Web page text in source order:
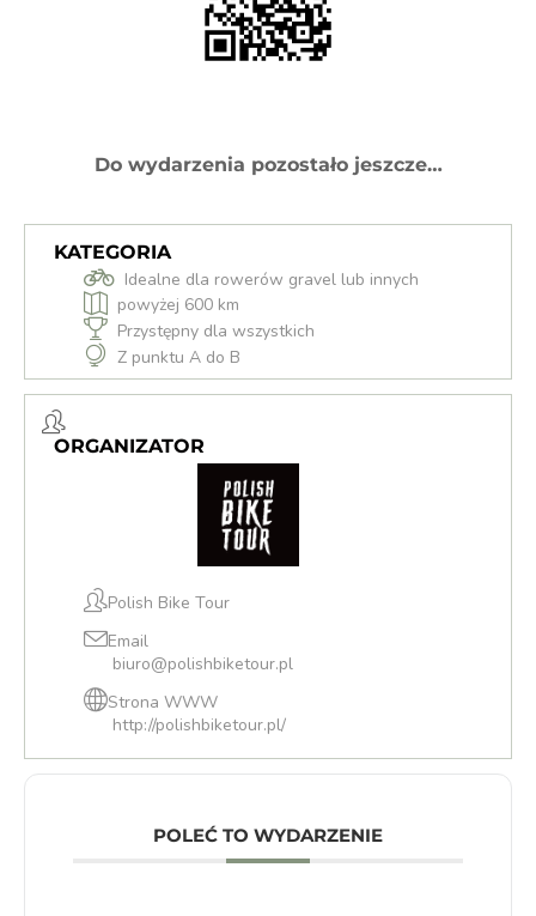
Do wydarzenia pozostało jeszcze…
KATEGORIA
Idealne dla rowerów gravel lub innych
powyżej 600 km
Przystępny dla wszystkich
Z punktu A do B
ORGANIZATOR
Polish Bike Tour
Email
biuro@polishbiketour.pl
Strona WWW
http://polishbiketour.pl/
POLEĆ TO WYDARZENIE